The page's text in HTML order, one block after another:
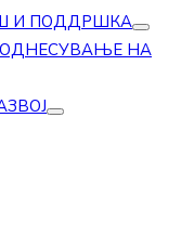
И ПОДДРШКА
НА